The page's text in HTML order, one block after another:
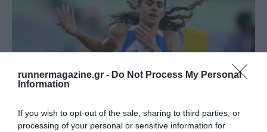
runnermagazine.gr - Do Not Process My Personal
Information
If you wish to opt-out of the sale, sharing to third parties, or
processing of your personal or sensitive information for